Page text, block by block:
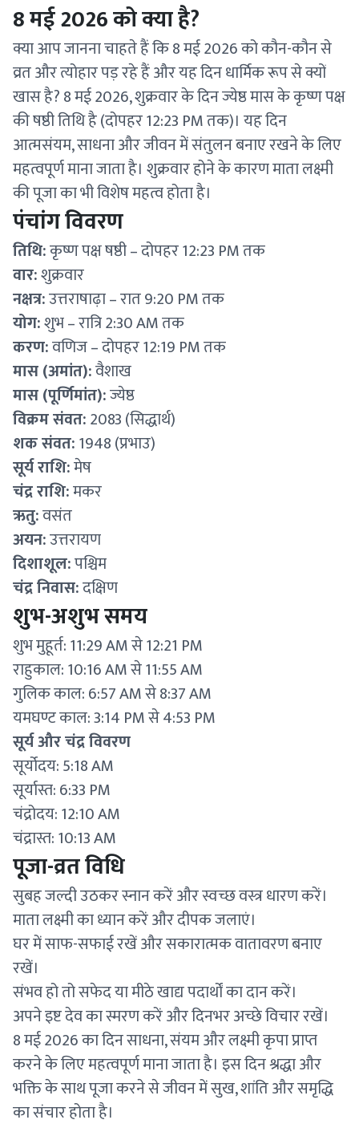
8 मई 2026 को क्या है?
क्या आप जानना चाहते हैं कि 8 मई 2026 को कौन-कौन से
व्रत और त्योहार पड़ रहे हैं और यह दिन धार्मिक रूप से क्यों
खास है? 8 मई 2026, शुक्रवार के दिन ज्येष्ठ मास के कृष्ण पक्ष
की षष्ठी तिथि है (दोपहर 12:23 PM तक)। यह दिन
आत्मसंयम, साधना और जीवन में संतुलन बनाए रखने के लिए
महत्वपूर्ण माना जाता है। शुक्रवार होने के कारण माता लक्ष्मी
की पूजा का भी विशेष महत्व होता है।
पंचांग विवरण
तिथि:कृष्ण पक्ष षष्ठी – दोपहर 12:23 PM तक
वार:शुक्रवार
नक्षत्र:उत्तराषाढ़ा – रात 9:20 PM तक
योग:शुभ – रात्रि 2:30 AM तक
करण:वणिज – दोपहर 12:19 PM तक
मास (अमांत):वैशाख
मास (पूर्णिमांत):ज्येष्ठ
विक्रम संवत:2083 (सिद्धार्थ)
शक संवत:1948 (प्रभाउ)
सूर्य राशि:मेष
चंद्र राशि:मकर
ऋतु:वसंत
अयन:उत्तरायण
दिशाशूल:पश्चिम
चंद्र निवास:दक्षिण
शुभ-अशुभ समय
शुभ मुहूर्त: 11:29 AM से 12:21 PM
राहुकाल: 10:16 AM से 11:55 AM
गुलिक काल: 6:57 AM से 8:37 AM
यमघण्ट काल: 3:14 PM से 4:53 PM
सूर्य और चंद्र विवरण
सूर्योदय: 5:18 AM
सूर्यास्त: 6:33 PM
चंद्रोदय: 12:10 AM
चंद्रास्त: 10:13 AM
पूजा-व्रत विधि
सुबह जल्दी उठकर स्नान करें और स्वच्छ वस्त्र धारण करें।
माता लक्ष्मी का ध्यान करें और दीपक जलाएं।
घर में साफ-सफाई रखें और सकारात्मक वातावरण बनाए
रखें।
संभव हो तो सफेद या मीठे खाद्य पदार्थों का दान करें।
अपने इष्ट देव का स्मरण करें और दिनभर अच्छे विचार रखें।
8 मई 2026 का दिन साधना, संयम और लक्ष्मी कृपा प्राप्त
करने के लिए महत्वपूर्ण माना जाता है। इस दिन श्रद्धा और
भक्ति के साथ पूजा करने से जीवन में सुख, शांति और समृद्धि
का संचार होता है।